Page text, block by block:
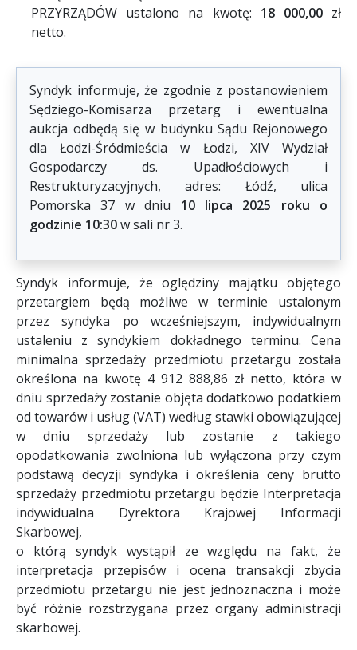
PRZYRZĄDÓW ustalono na kwotę: 18 000,00zł
netto.
Syndyk informuje, że zgodnie z postanowieniem
Sędziego-Komisarza przetarg i ewentualna
aukcja odbędą się w budynku Sądu Rejonowego
dla Łodzi-Śródmieścia w Łodzi, XIV Wydział
Gospodarczy ds. Upadłościowych i
Restrukturyzacyjnych, adres: Łódź, ulica
Pomorska 37 w dniu 10 lipca 2025 roku o
godzinie 10:30w sali nr 3.
Syndyk informuje, że oględziny majątku objętego
przetargiem będą możliwe w terminie ustalonym
przez syndyka po wcześniejszym, indywidualnym
ustaleniu z syndykiem dokładnego terminu. Cena
minimalna sprzedaży przedmiotu przetargu została
określona na kwotę 4 912 888,86 zł netto, która w
dniu sprzedaży zostanie objęta dodatkowo podatkiem
od towarów i usług (VAT) według stawki obowiązującej
w dniu sprzedaży lub zostanie z takiego
opodatkowania zwolniona lub wyłączona przy czym
podstawą decyzji syndyka i określenia ceny brutto
sprzedaży przedmiotu przetargu będzie Interpretacja
indywidualna Dyrektora Krajowej Informacji
Skarbowej,
o którą syndyk wystąpił ze względu na fakt, że
interpretacja przepisów i ocena transakcji zbycia
przedmiotu przetargu nie jest jednoznaczna i może
być różnie rozstrzygana przez organy administracji
skarbowej.